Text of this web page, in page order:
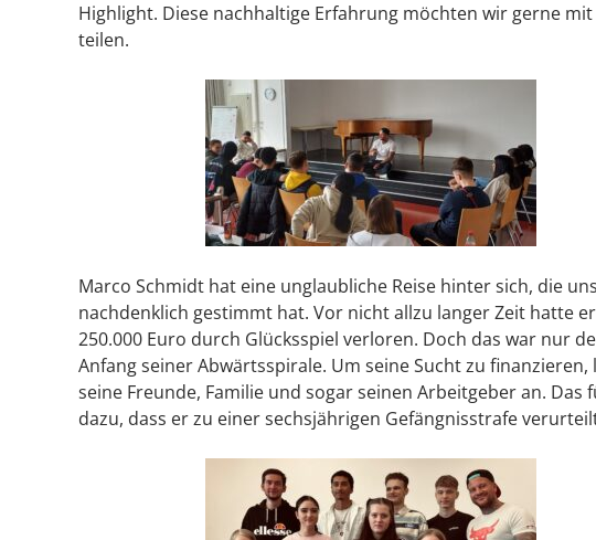
Highlight. Diese nachhaltige Erfahrung möchten wir gerne mit
teilen.
Marco Schmidt hat eine unglaubliche Reise hinter sich, die
nachdenklich gestimmt hat. Vor nicht allzu langer Zeit hatte er
250.000 Euro durch Glücksspiel verloren. Doch das war nur
Anfang seiner Abwärtsspirale. Um seine Sucht zu finanzieren,
seine Freunde, Familie und sogar seinen Arbeitgeber an. Das
dazu, dass er zu einer sechsjährigen Gefängnisstrafe